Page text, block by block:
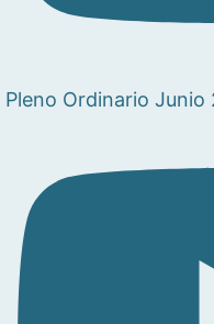
Pleno Ordinario Junio